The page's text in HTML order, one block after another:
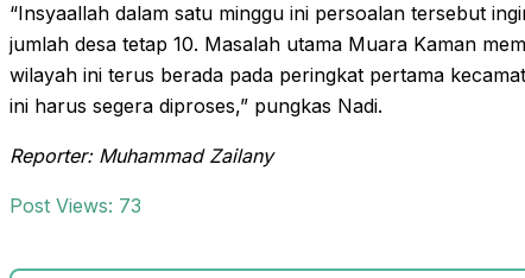
“Insyaallah dalam satu minggu ini persoalan tersebut
jumlah desa tetap 10. Masalah utama Muara Kaman
wilayah ini terus berada pada peringkat pertama
ini harus segera diproses,” pungkas Nadi.
Reporter: Muhammad Zailany
Post Views: 73